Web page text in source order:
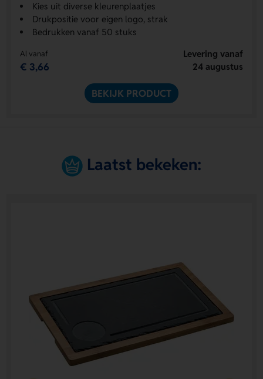
Kies uit diverse kleurenplaatjes
Drukpositie voor eigen logo, strak
Bedrukken vanaf 50 stuks
Al vanaf
€ 3,66
Levering vanaf
24 augustus
BEKIJK PRODUCT
Laatst bekeken: